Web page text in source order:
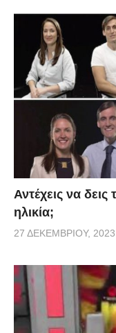
Αντέχεις να
ηλικία;
27 ΔΕΚΕΜΒΡΊΟΥ, 2023